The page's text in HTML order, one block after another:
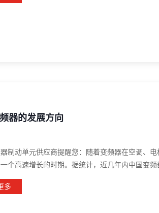
器的发展方向
动单元供应商提醒您：随着变频器在空调、电
个高速增长的时期。据统计，近几年内中国变频
多